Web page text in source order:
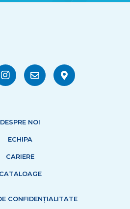
DESPRE NOI
ECHIPA
CARIERE
CATALOAGE
CONFIDENȚIALITATE